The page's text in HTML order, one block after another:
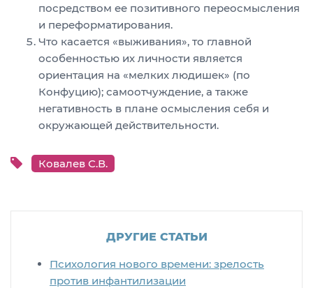
посредством ее позитивного переосмысления
и переформатирования.
Что касается «выживания», то главной
особенностью их личности является
ориентация на «мелких людишек» (по
Конфуцию); самоотчуждение, а также
негативность в плане осмысления себя и
окружающей действительности.
Ковалев С.В.
ДРУГИЕ СТАТЬИ
Психология нового времени: зрелость
против инфантилизации